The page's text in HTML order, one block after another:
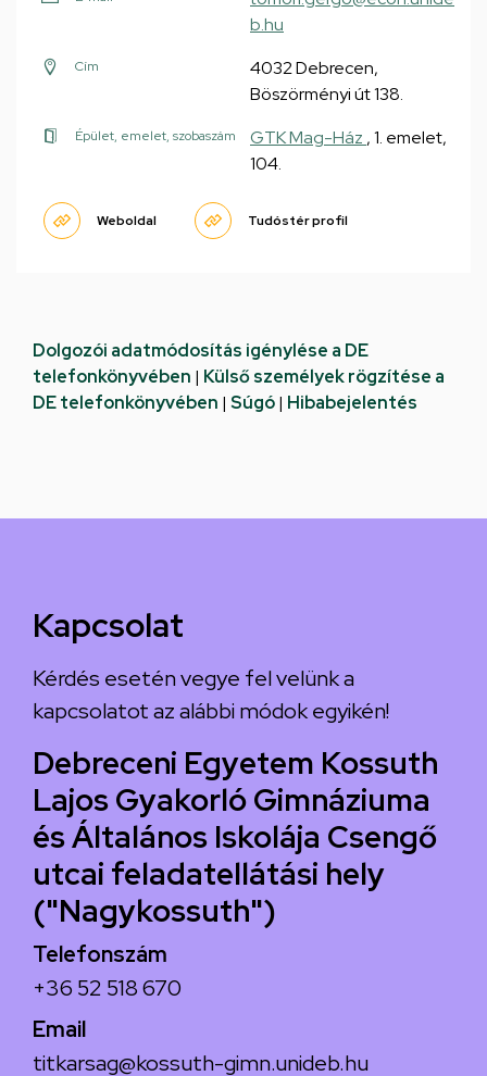
b.hu
Cím
4032 Debrecen,
Böszörményi út 138.
Épület, emelet, szobaszám GTK Mag-Ház , 1. emelet,
104.
Weboldal Tudóstér profil
Dolgozói adatmódosítás igénylése a DE
telefonkönyvében | Külső személyek rögzítése a
DE telefonkönyvében | Súgó| Hibabejelentés
Kapcsolat
Kérdés esetén vegye fel velünk a
kapcsolatot az alábbi módok egyikén!
Debreceni Egyetem Kossuth
Lajos Gyakorló Gimnáziuma
és Általános Iskolája Csengő
utcai feladatellátási hely
("Nagykossuth")
Telefonszám
+36 52 518 670
Email
titkarsag@kossuth-gimn.unideb.hu